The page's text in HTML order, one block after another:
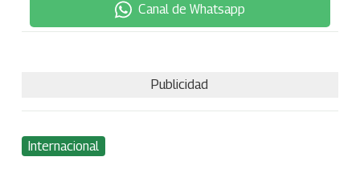
Canal de Whatsapp
Publicidad
Internacional